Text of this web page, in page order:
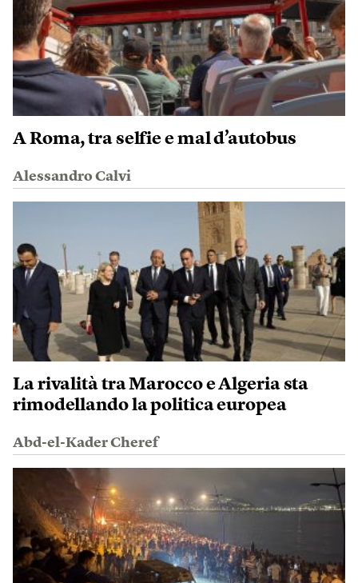
A Roma, tra selfie e mal d’autobus
Alessandro Calvi
La rivalità tra Marocco e Algeria sta
rimodellando la politica europea
Abd-el-Kader Cheref